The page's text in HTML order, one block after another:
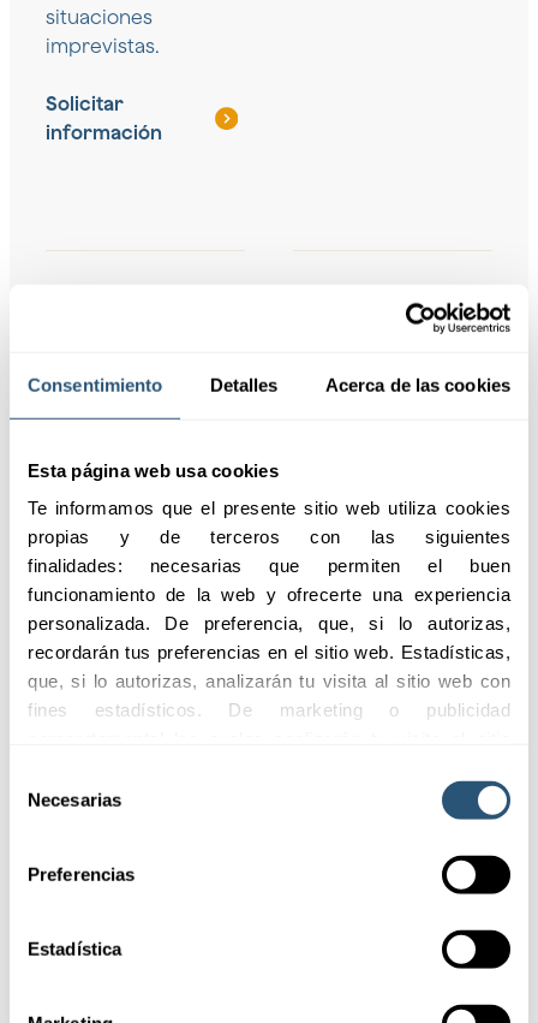
Consentimiento Detalles Acerca de las cookies
Esta página web usa cookies
Te informamos que el presente sitio web utiliza cookies
propias y de terceros con las siguientes
finalidades: necesarias que permiten el buen
funcionamiento de la web y ofrecerte una experiencia
personalizada. De preferencia, que, si lo autorizas,
recordarán tus preferencias en el sitio web. Estadísticas,
que, si lo autorizas, analizarán tu visita al sitio web con
fines estadísticos. De marketing o publicidad
publicidad, personalizar los anuncios y medir su
para consultar la Política de
Necesarias
Preferencias
Estadística
situaciones
imprevistas.
Solicitar
información
Protección
garantizando su
seguridad ante
eventualidades.
Soluciones para
Seguros diseñados para
profesional.
Adaptabilidad
Coberturas flexibles y
adaptadas a las
Asistencia rápida y
eficiente
Servicio ágil para
gestionar siniestros y